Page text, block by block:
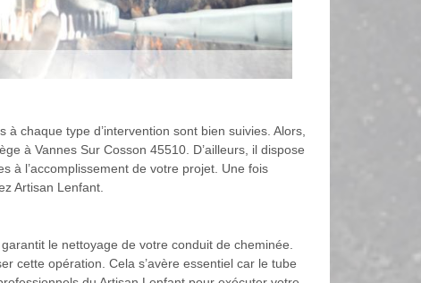
chaque type d’intervention sont bien suivies. Alors,
à Vannes Sur Cosson 45510. D’ailleurs, il dispose
à l’accomplissement de votre projet. Une fois
Artisan Lenfant.
le nettoyage de votre conduit de cheminée.
cette opération. Cela s’avère essentiel car le tube